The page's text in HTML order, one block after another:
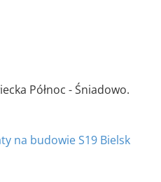
Północ - Śniadowo.
na budowie S19 Bielsk